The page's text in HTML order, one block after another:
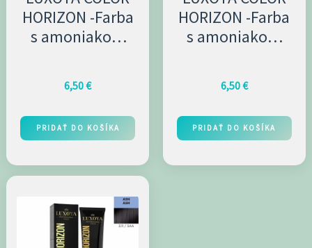
HORIZON -Farba
s amoniakom
6,50€
PRIDAŤ DO KOŠÍKA
HORIZON -Farba
s amoniakom
6,50€
PRIDAŤ DO KOŠÍKA